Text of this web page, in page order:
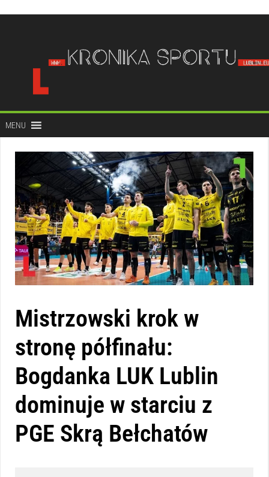
treści
MENU
Mistrzowski krok w
stronę półfinału:
Bogdanka LUK Lublin
dominuje w starciu z
PGE Skrą Bełchatów